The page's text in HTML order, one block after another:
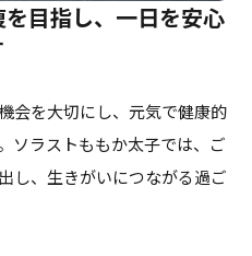
目指し、一日を安心
会を大切にし、元気で健康的
ソラストももか太子では、ご
し、生きがいにつながる過ご